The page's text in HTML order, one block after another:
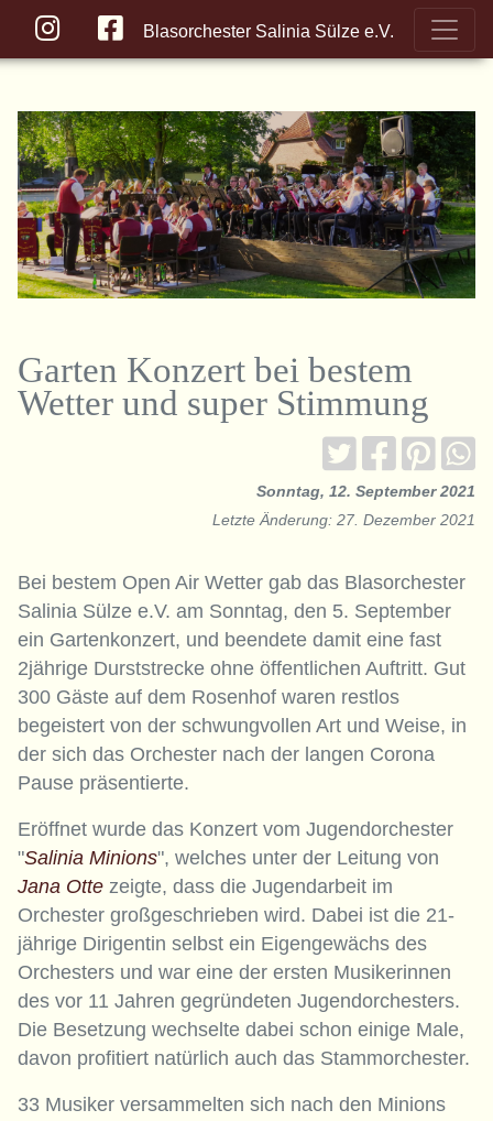
Blasorchester Salinia Sülze e.V.
Garten Konzert bei bestem
Wetter und super Stimmung
Sonntag, 12. September 2021
Letzte Änderung: 27. Dezember 2021
Bei bestem Open Air Wetter gab das Blasorchester
Salinia Sülze e.V. am Sonntag, den 5. September
ein Gartenkonzert, und beendete damit eine fast
2jährige Durststrecke ohne öffentlichen Auftritt. Gut
300 Gäste auf dem Rosenhof waren restlos
begeistert von der schwungvollen Art und Weise, in
der sich das Orchester nach der langen Corona
Pause präsentierte.
Eröffnet wurde das Konzert vom Jugendorchester
"Salinia Minions", welches unter der Leitung von
Jana Otte zeigte, dass die Jugendarbeit im
Orchester großgeschrieben wird. Dabei ist die 21-
jährige Dirigentin selbst ein Eigengewächs des
Orchesters und war eine der ersten Musikerinnen
des vor 11 Jahren gegründeten Jugendorchesters.
Die Besetzung wechselte dabei schon einige Male,
davon profitiert natürlich auch das Stammorchester.
33 Musiker versammelten sich nach den Minions